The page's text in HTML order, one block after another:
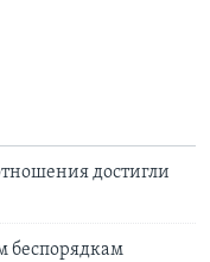
достигли
беспорядкам